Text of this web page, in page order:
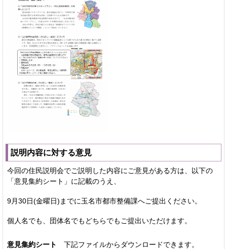
説明内容に対する意見
今回の住民説明会でご説明した内容にご意見がある方は、以下の
「意見集約シート」に記載のうえ、
9月30日(金曜日)までに玉名市都市整備課へご提出ください。
個人名でも、団体名でもどちらでもご提出いただけます。
意見集約シート 下記ファイルからダウンロードできます。